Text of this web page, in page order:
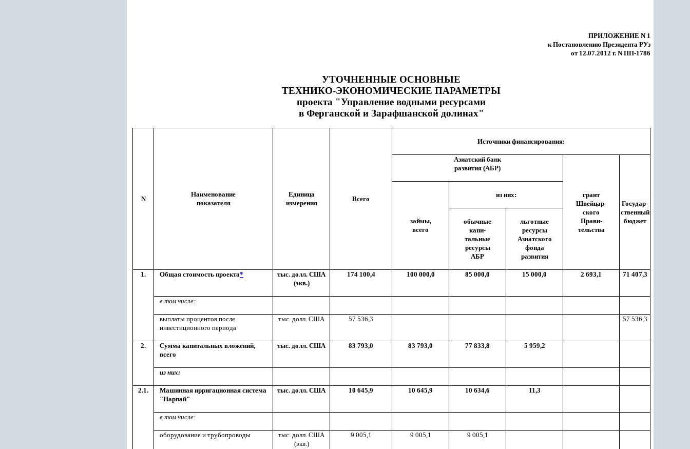
ПРИЛОЖЕНИЕ N 1
к Постановлению Президента РУз
от 12.07.2012 г. N ПП-1786
УТОЧНЕННЫЕ ОСНОВНЫЕ
ТЕХНИКО-ЭКОНОМИЧЕСКИЕ ПАРАМЕТРЫ
проекта "Управление водными ресурсами
в Ферганской и Зарафшанской долинах"
N
Наименование
показателя
Единица
измерения
Всего
Источники финансирования:
Азиатский банк
развития (АБР)
грант
Швейцар-
ского
Прави-
тельства
Государ-
ственный
бюджет
займы,
всего
из них:
обычные
капи-
тальные
ресурсы
АБР
льготные
ресурсы
Азиатского
фонда
развития
1. Общая стоимость проекта*
тыс. долл. США
(экв.)
174 100,4 100 000,0 85 000,0 15 000,0 2 693,1 71 407,3
в том числе:
выплаты процентов после
инвестиционного периода
тыс. долл. США 57 536,3 57 536,3
2.
Сумма капитальных вложений,
всего
тыс. долл. США 83 793,0 83 793,0 77 833,8 5 959,2
из них:
2.1.
Машинная ирригационная система
"Нарпай"
тыс. долл. США 10 645,9 10 645,9 10 634,6 11,3
в том числе:
оборудование и трубопроводы
тыс. долл. США
(экв.)
9 005,1 9 005,1 9 005,1